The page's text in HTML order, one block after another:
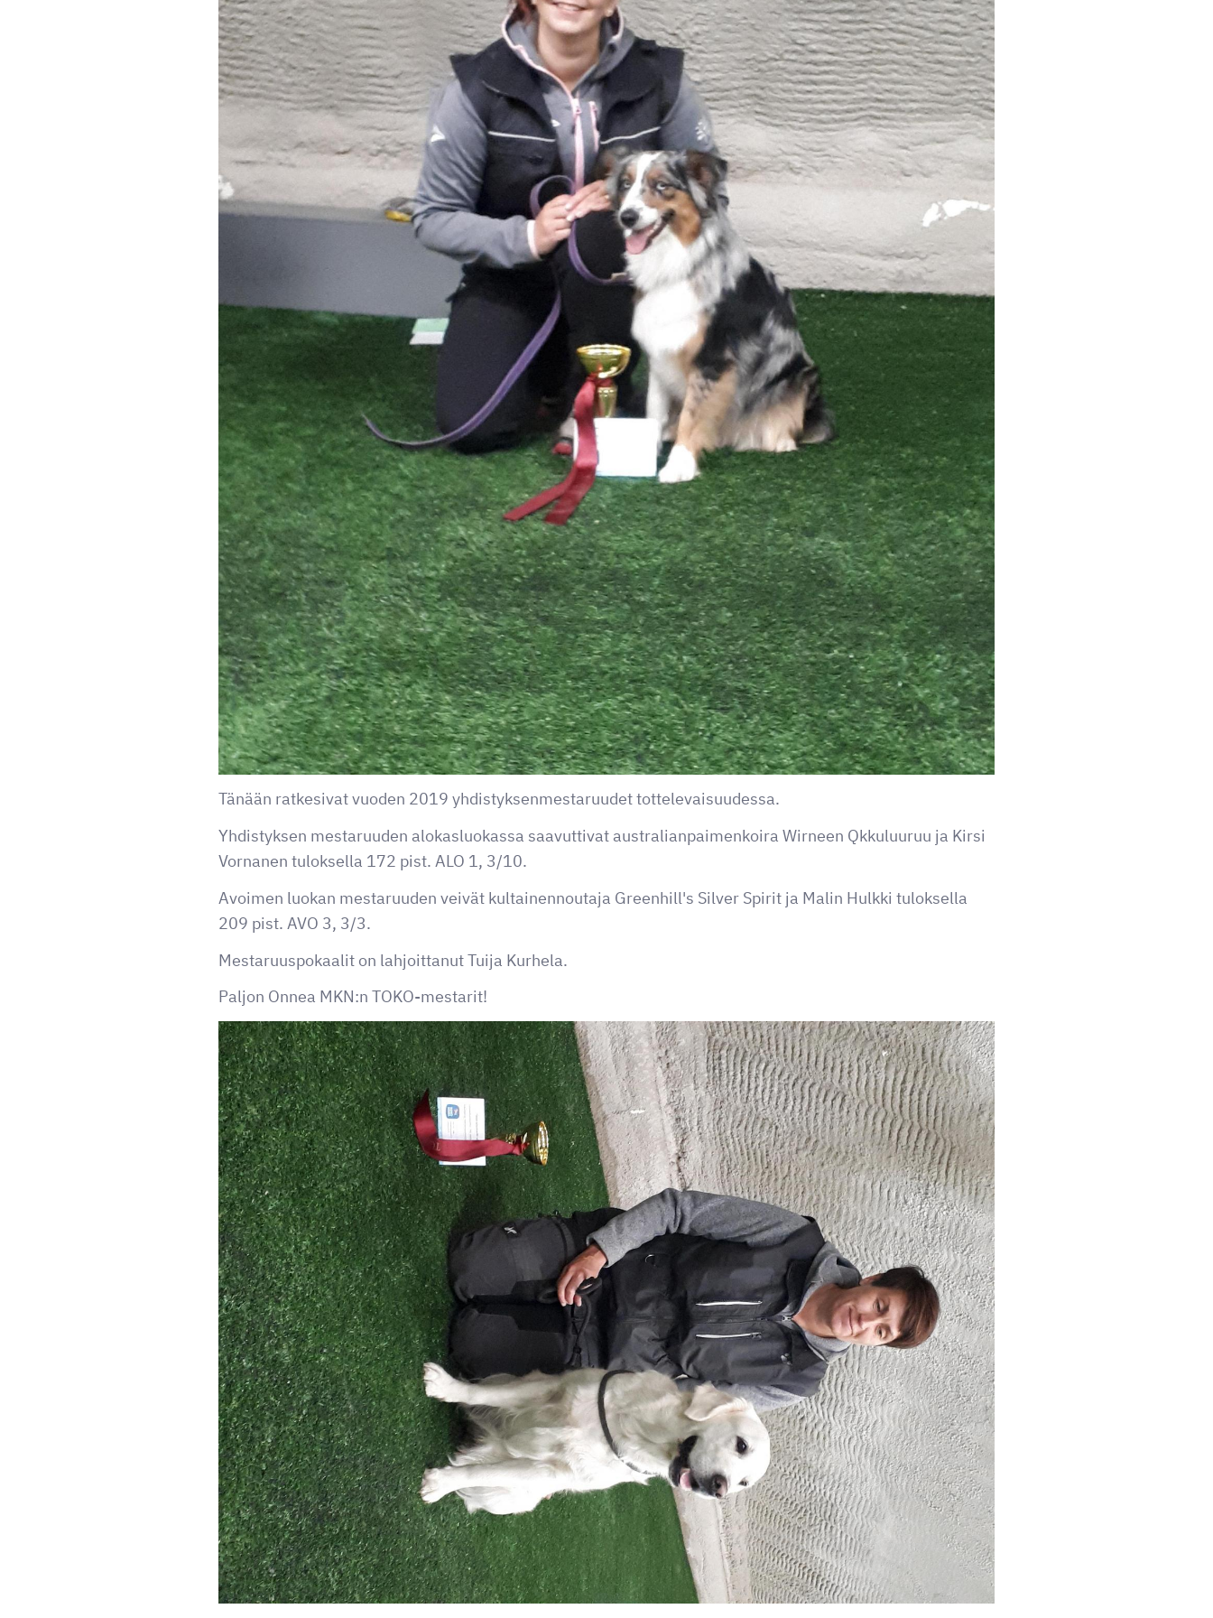
Tänään ratkesivat vuoden 2019 yhdistyksenmestaruudet tottelevaisuudessa.
Yhdistyksen mestaruuden alokasluokassa saavuttivat australianpaimenkoira Wirneen Qkkuluuruu ja Kirsi
Vornanen tuloksella 172 pist. ALO 1, 3/10.
Avoimen luokan mestaruuden veivät kultainennoutaja Greenhill's Silver Spirit ja Malin Hulkki tuloksella
209 pist. AVO 3, 3/3.
Mestaruuspokaalit on lahjoittanut Tuija Kurhela.
Paljon Onnea MKN:n TOKO-mestarit!